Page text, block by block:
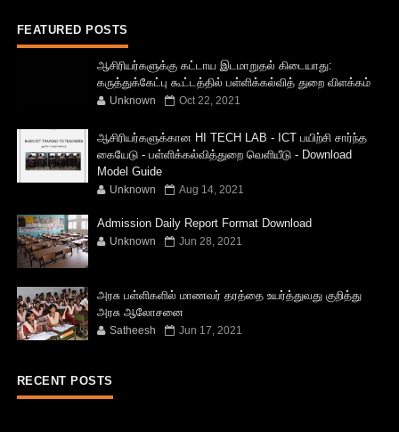
FEATURED POSTS
ஆசிரியர்களுக்கு கட்டாய இடமாறுதல் கிடையாது:
கருத்துக்கேட்பு கூட்டத்தில் பள்ளிக்கல்வித் துறை விளக்கம்
Unknown Oct 22, 2021
ஆசிரியர்களுக்கான HI TECH LAB - ICT பயிற்சி சார்ந்த
கையேடு - பள்ளிக்கல்வித்துறை வெளியீடு - Download
Model Guide
Unknown Aug 14, 2021
Admission Daily Report Format Download
Unknown Jun 28, 2021
அரசு பள்ளிகளில் மாணவர் தரத்தை உயர்த்துவது குறித்து
அரசு ஆலோசனை
Satheesh Jun 17, 2021
RECENT POSTS